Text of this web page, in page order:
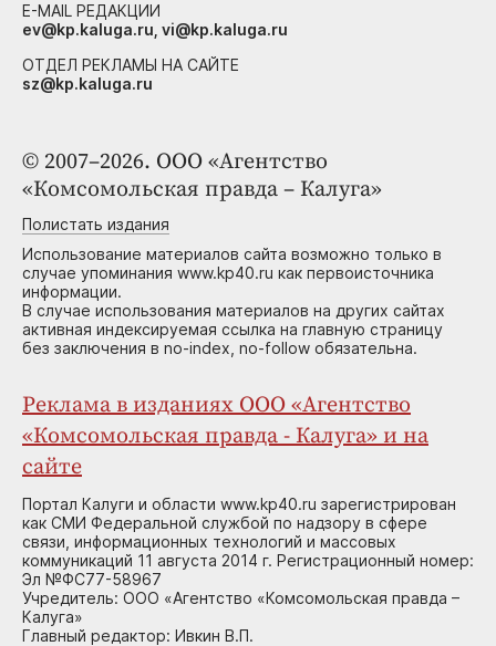
© 2007–2026. ООО «Агентство
«Комсомольская правда – Калуга»
Полистать издания
Использование материалов сайта возможно только в
случае упоминания www.kp40.ru как первоисточника
информации.
В случае использования материалов на других сайтах
активная индексируемая ссылка на главную страницу
без заключения в no-index, no-follow обязательна.
Реклама в изданиях ООО «Агентство
«Комсомольская правда - Калуга» и на
сайте
Портал Калуги и области www.kp40.ru зарегистрирован
как СМИ Федеральной службой по надзору в сфере
связи, информационных технологий и массовых
коммуникаций 11 августа 2014 г. Регистрационный номер:
Эл №ФС77-58967
Учредитель: ООО «Агентство «Комсомольская правда –
Калуга»
Главный редактор: Ивкин В.П.
E-MAIL РЕДАКЦИИ
ev@kp.kaluga.ru, vi@kp.kaluga.ru
ОТДЕЛ РЕКЛАМЫ НА САЙТЕ
sz@kp.kaluga.ru